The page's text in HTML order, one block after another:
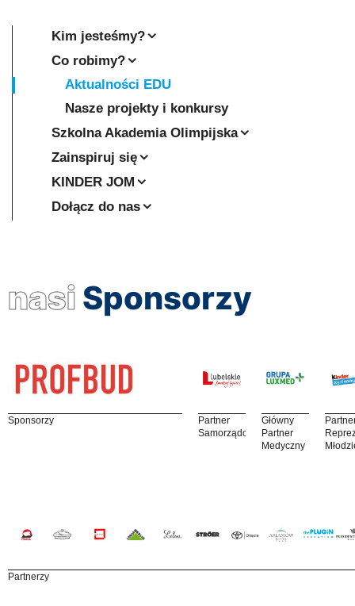
Kim jesteśmy?
Co robimy?
Aktualności EDU
Nasze projekty i konkursy
Szkolna Akademia Olimpijska
Zainspiruj się
KINDER JOM
Dołącz do nas
nasi Sponsorzy
Sponsorzy
Partner
Samorządowy
Główny
Partner
Medyczny
Partnerzy